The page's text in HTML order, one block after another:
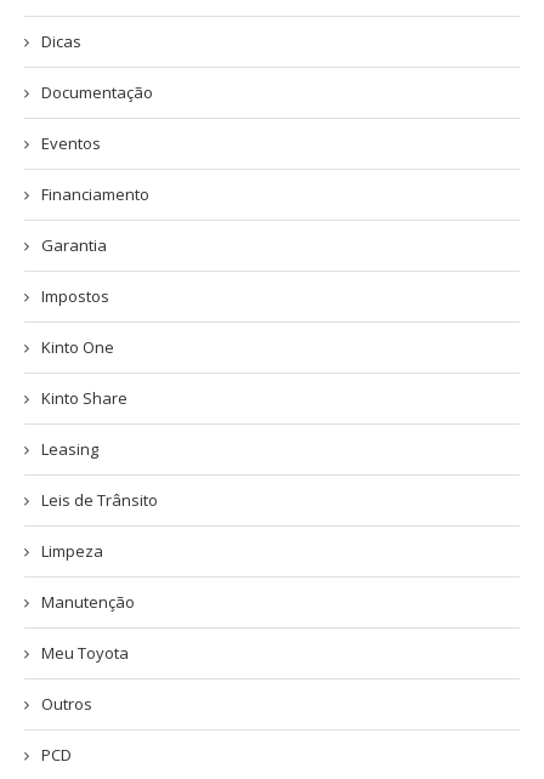
Dicas
Documentação
Eventos
Financiamento
Garantia
Impostos
Kinto One
Kinto Share
Leasing
Leis de Trânsito
Limpeza
Manutenção
Meu Toyota
Outros
PCD